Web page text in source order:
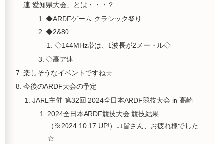
連 愛知県大会」とは・・・？
◆ARDFゲーム クラシック祭り
◆2&80
◇144MHz帯は、1波長が2メートル◇
◇高ア連
楽しそうなイベントですね☆
今後のARDF大会の予定
JARL主催 第32回 2024全日本ARDF競技大会 in 高崎
2024全日本ARDF競技大会 競技結果
（※2024.10.17 UP!）↓↓皆さん、お疲れ様でした
☆